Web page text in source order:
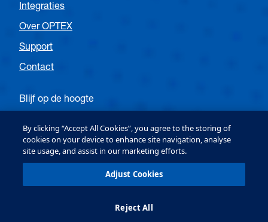
Relais vorm C 50V 0,3A Max. (Weerstandsbelasting)
1e tot 3e rij: Relais C-vorm 50 V 0,3 A Max.
(weerstandsbelasting) 3e t/m 5e rij: Relais C-vorm 50V
0,3A Max. (Weerstandsbelasting).
Integraties
Over OPTEX
Support
Contact
Blijf op de hoogte
Volg OPTEX EMEA Entrance
Volg OPTEX EMEA Security
By clicking “Accept All Cookies”, you agree to the storing of
cookies on your device to enhance site navigation, analyse
site usage, and assist in our marketing efforts.
Adjust Cookies
Reject All